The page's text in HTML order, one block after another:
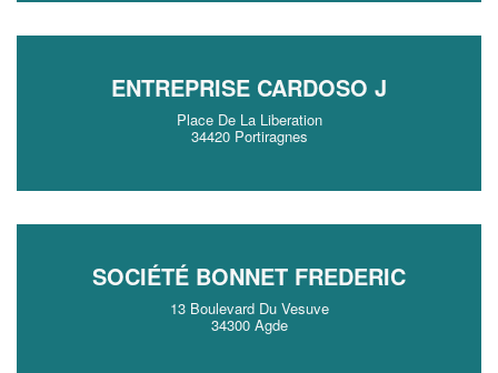
ENTREPRISE CARDOSO J
Place De La Liberation
34420 Portiragnes
SOCIÉTÉ BONNET FREDERIC
13 Boulevard Du Vesuve
34300 Agde